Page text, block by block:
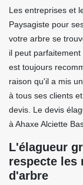
Les entreprises et
Paysagiste pour
votre arbre se
il peut
est toujours
raison qu'il a mis
à tous ses clients
devis. Le devis
à Ahaxe Alciette
L'élagueur
respecte les
d'arbre